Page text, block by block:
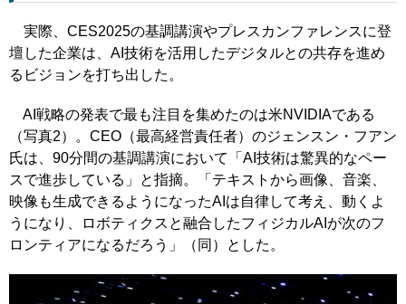
実際、CES2025の基調講演やプレスカンファレンスに登
壇した企業は、AI技術を活用したデジタルとの共存を進め
るビジョンを打ち出した。
AI戦略の発表で最も注目を集めたのは米NVIDIAである
（写真2）。CEO（最高経営責任者）のジェンスン・フアン
氏は、90分間の基調講演において「AI技術は驚異的なペー
スで進歩している」と指摘。「テキストから画像、音楽、
映像も生成できるようになったAIは自律して考え、動くよ
うになり、ロボティクスと融合したフィジカルAIが次のフ
ロンティアになるだろう」（同）とした。